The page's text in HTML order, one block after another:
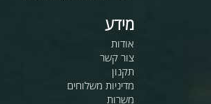
מידע
אודות
צור קשר
תקנון
מדיניות משלוחים
משרות